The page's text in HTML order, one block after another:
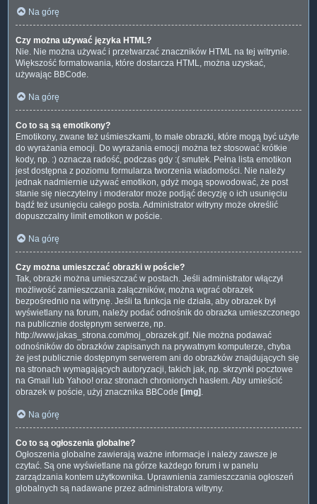
Na górę
Czy można używać języka HTML?
Nie. Nie można używać i przetwarzać znaczników HTML na tej witrynie.
Większość formatowania, które dostarcza HTML, można uzyskać,
używając BBCode.
Na górę
Co to są są emotikony?
Emotikony, zwane też uśmieszkami, to małe obrazki, które mogą być użyte
do wyrażania emocji. Do wyrażania emocji można też stosować krótkie
kody, np. :) oznacza radość, podczas gdy :( smutek. Pełna lista emotikon
jest dostępna z poziomu formularza tworzenia wiadomości. Nie należy
jednak nadmiernie używać emotikon, gdyż mogą spowodować, że post
stanie się nieczytelny i moderator może podjąć decyzję o ich usunięciu
bądź też usunięciu całego posta. Administrator witryny może określić
dopuszczalny limit emotikon w poście.
Na górę
Czy można umieszczać obrazki w poście?
Tak, obrazki można umieszczać w postach. Jeśli administrator włączył
możliwość zamieszczania załączników, można wgrać obrazek
bezpośrednio na witrynę. Jeśli ta funkcja nie działa, aby obrazek był
wyświetlany na forum, należy podać odnośnik do obrazka umieszczonego
na publicznie dostępnym serwerze, np.
http://www.jakas_strona.com/moj_obrazek.gif. Nie można podawać
odnośników do obrazków zapisanych na prywatnym komputerze, chyba
że jest publicznie dostępnym serwerem ani do obrazków znajdujących się
na stronach wymagających autoryzacji, takich jak, np. skrzynki pocztowe
na Gmail lub Yahoo! oraz stronach chronionych hasłem. Aby umieścić
obrazek w poście, użyj znacznika BBCode [img].
Na górę
Co to są ogłoszenia globalne?
Ogłoszenia globalne zawierają ważne informacje i należy zawsze je
czytać. Są one wyświetlane na górze każdego forum i w panelu
zarządzania kontem użytkownika. Uprawnienia zamieszczania ogłoszeń
globalnych są nadawane przez administratora witryny.